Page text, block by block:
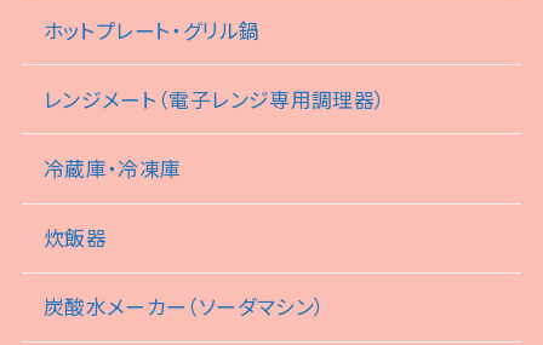
ホットプレート・グリル鍋
レンジメート（電子レンジ専用調理器）
冷蔵庫・冷凍庫
炊飯器
炭酸水メーカー（ソーダマシン）